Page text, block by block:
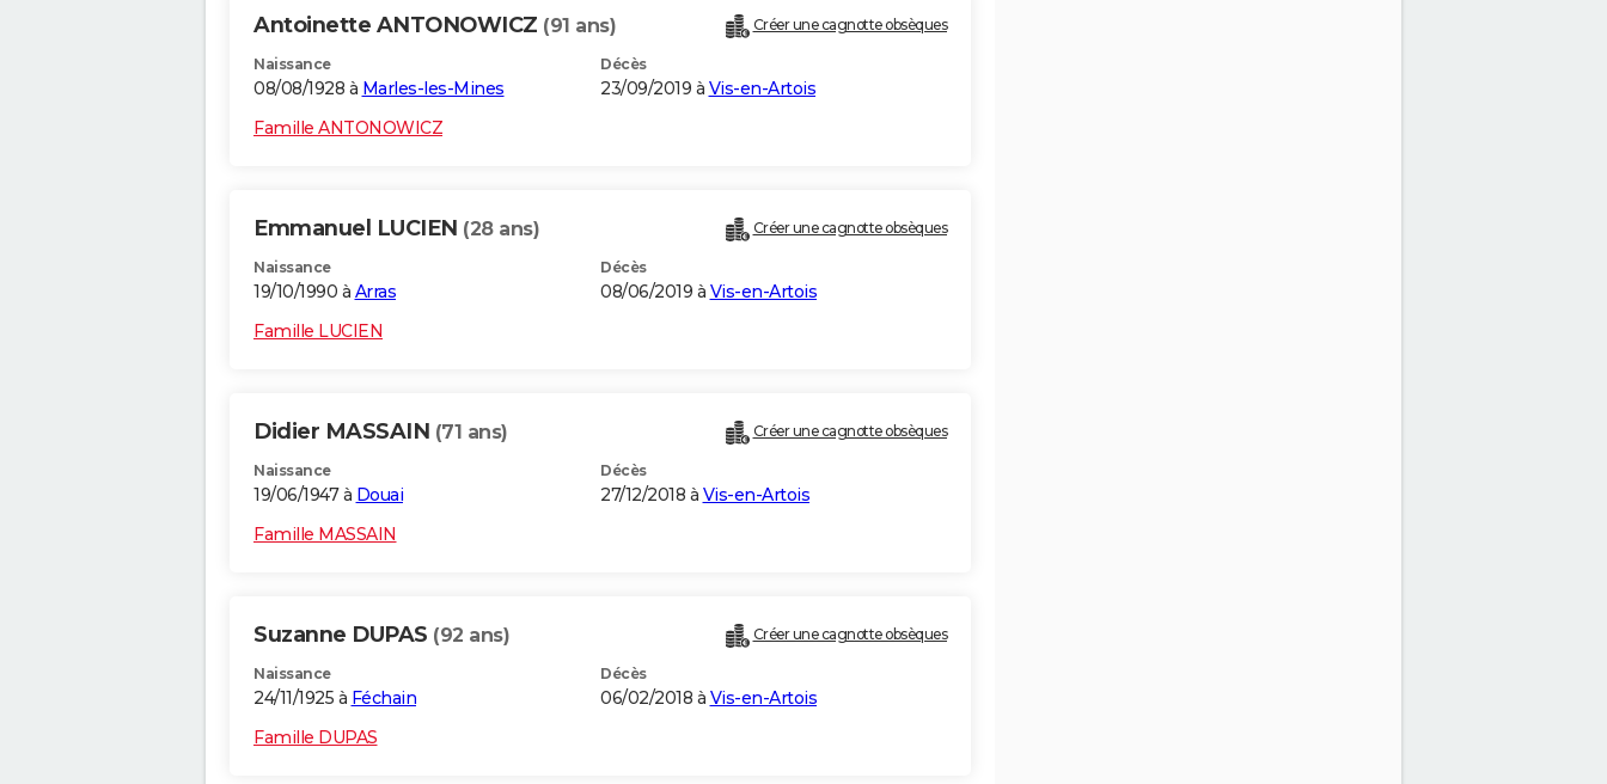
Antoinette ANTONOWICZ (91 ans) Créer une cagnotte obsèques
Naissance
08/08/1928 à Marles-les-Mines
Décès
23/09/2019 à Vis-en-Artois
Famille ANTONOWICZ
Emmanuel LUCIEN (28 ans) Créer une cagnotte obsèques
Naissance
19/10/1990 à Arras
Décès
08/06/2019 à Vis-en-Artois
Famille LUCIEN
Didier MASSAIN (71 ans) Créer une cagnotte obsèques
Naissance
19/06/1947 à Douai
Décès
27/12/2018 à Vis-en-Artois
Famille MASSAIN
Suzanne DUPAS (92 ans) Créer une cagnotte obsèques
Naissance
24/11/1925 à Féchain
Décès
06/02/2018 à Vis-en-Artois
Famille DUPAS